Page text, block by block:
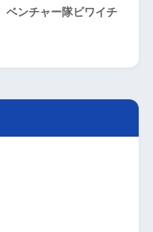
ンチャー隊ビワイチ